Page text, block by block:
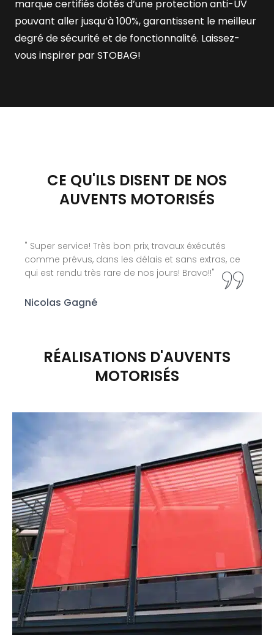
marque certifiés dotés d’une protection anti-UV
pouvant aller jusqu’à 100%, garantissent le meilleur
degré de sécurité et de fonctionnalité. Laissez-
vous inspirer par STOBAG!
CE QU'ILS DISENT DE NOS
AUVENTS MOTORISÉS
" Super service! Très bon prix, travaux éxécutés
comme prévus, dans les délais et sans extras, ce
qui est rendu très rare de nos jours! Bravo!!"
Nicolas Gagné
RÉALISATIONS D'AUVENTS
MOTORISÉS